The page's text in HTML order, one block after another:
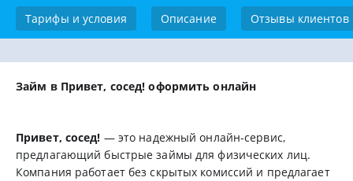
Тарифы и условия Описание Отзывы клиентов
Займ в Привет, сосед! оформить онлайн
Привет, сосед! — это надежный онлайн-сервис,
предлагающий быстрые займы для физических лиц.
Компания работает без скрытых комиссий и предлагает